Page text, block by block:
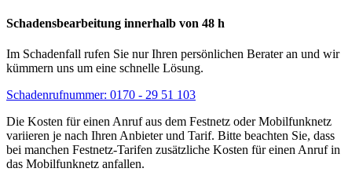
Schadensbearbeitung innerhalb von 48 h
Im Schadenfall rufen Sie nur Ihren persönlichen Berater an und wir
kümmern uns um eine schnelle Lösung.
Schadenrufnummer: 0170 - 29 51 103
Die Kosten für einen Anruf aus dem Festnetz oder Mobilfunknetz
variieren je nach Ihren Anbieter und Tarif. Bitte beachten Sie, dass
bei manchen Festnetz-Tarifen zusätzliche Kosten für einen Anruf in
das Mobilfunknetz anfallen.